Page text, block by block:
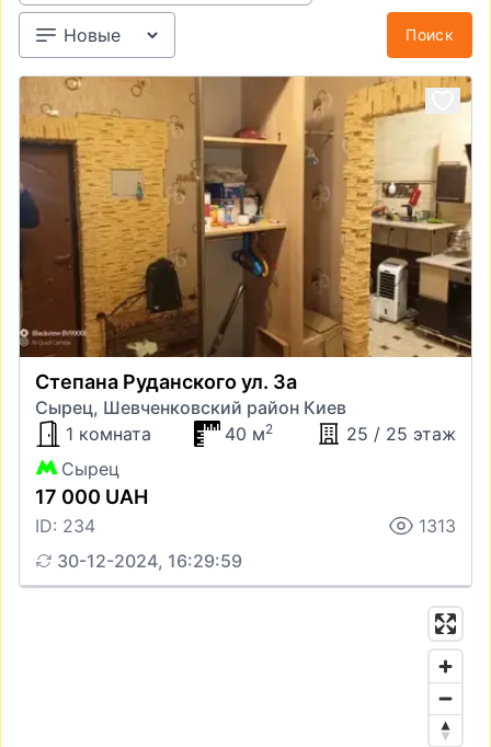
Поиск
Степана Руданского ул. 3а
Сырец, Шевченковский район Киев
1 комната
40 м2
25 / 25 этаж
Сырец
17 000 UAH
ID: 234
1313
30-12-2024, 16:29:59